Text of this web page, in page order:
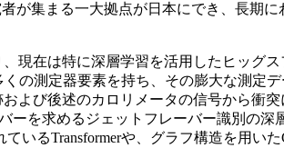
が集まる一大拠点が日本にでき、長期
現在は特に深層学習を活用したヒッグ
の測定器要素を持ち、その膨大な測定
び後述のカロリメータの信号から衝突
を求めるジェットフレーバー識別の
るTransformerや、グラフ構造を用い